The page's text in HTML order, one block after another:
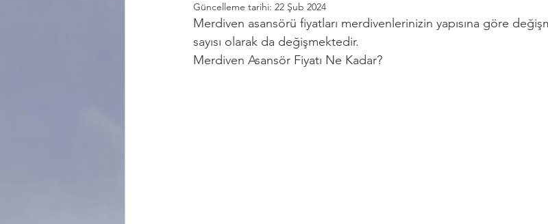
Güncelleme tarihi: 22 Şub 2024
Merdiven asansörü fiyatları merdivenlerinizin yapısına göre
sayısı olarak da değişmektedir.
Merdiven Asansör Fiyatı Ne Kadar?